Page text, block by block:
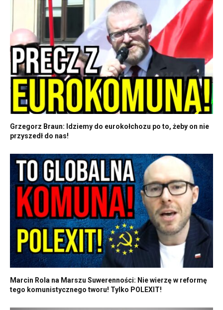
Grzegorz Braun: Idziemy do eurokołchozu po to, żeby on nie
przyszedł do nas!
Marcin Rola na Marszu Suwerenności: Nie wierzę w reformę
tego komunistycznego tworu! Tylko POLEXIT!